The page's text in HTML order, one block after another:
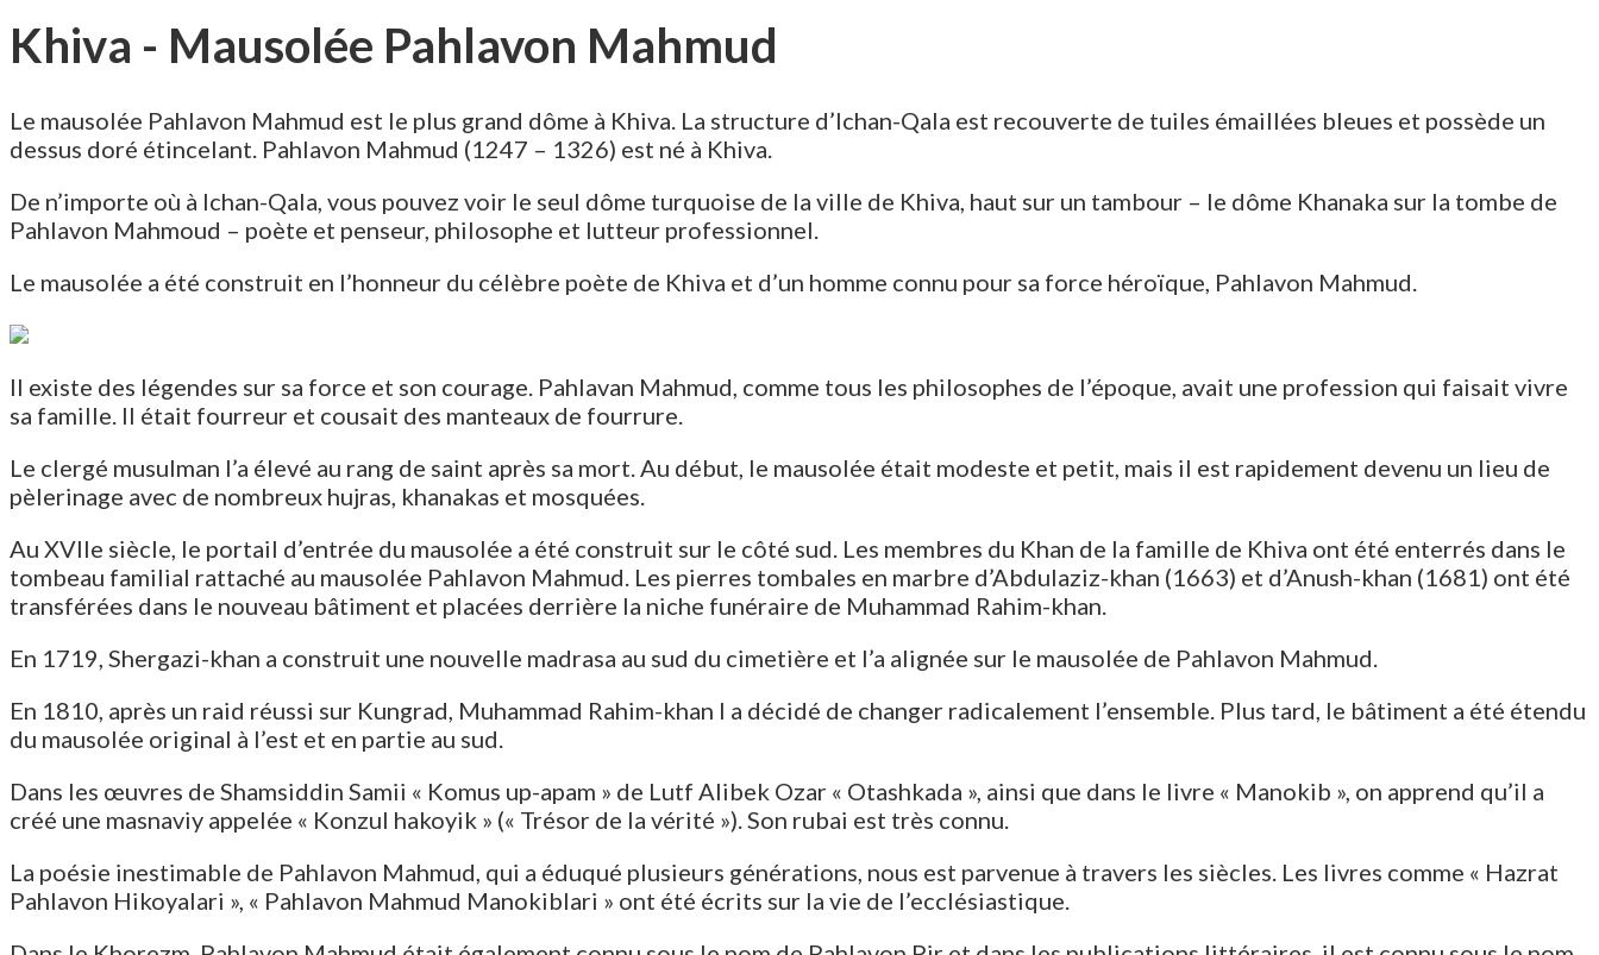
Khiva - Mausolée Pahlavon Mahmud
Le mausolée Pahlavon Mahmud est le plus grand dôme à Khiva. La structure d’Ichan-Qala est recouverte de tuiles émaillées bleues et possède un
dessus doré étincelant. Pahlavon Mahmud (1247 – 1326) est né à Khiva.
De n’importe où à Ichan-Qala, vous pouvez voir le seul dôme turquoise de la ville de Khiva, haut sur un tambour – le dôme Khanaka sur la tombe de
Pahlavon Mahmoud – poète et penseur, philosophe et lutteur professionnel.
Le mausolée a été construit en l’honneur du célèbre poète de Khiva et d’un homme connu pour sa force héroïque, Pahlavon Mahmud.
Il existe des légendes sur sa force et son courage. Pahlavan Mahmud, comme tous les philosophes de l’époque, avait une profession qui faisait vivre
sa famille. Il était fourreur et cousait des manteaux de fourrure.
Le clergé musulman l’a élevé au rang de saint après sa mort. Au début, le mausolée était modeste et petit, mais il est rapidement devenu un lieu de
pèlerinage avec de nombreux hujras, khanakas et mosquées.
Au XVIIe siècle, le portail d’entrée du mausolée a été construit sur le côté sud. Les membres du Khan de la famille de Khiva ont été enterrés dans le
tombeau familial rattaché au mausolée Pahlavon Mahmud. Les pierres tombales en marbre d’Abdulaziz-khan (1663) et d’Anush-khan (1681) ont été
transférées dans le nouveau bâtiment et placées derrière la niche funéraire de Muhammad Rahim-khan.
En 1719, Shergazi-khan a construit une nouvelle madrasa au sud du cimetière et l’a alignée sur le mausolée de Pahlavon Mahmud.
En 1810, après un raid réussi sur Kungrad, Muhammad Rahim-khan I a décidé de changer radicalement l’ensemble. Plus tard, le bâtiment a été étendu
du mausolée original à l’est et en partie au sud.
Dans les œuvres de Shamsiddin Samii « Komus up-apam » de Lutf Alibek Ozar « Otashkada », ainsi que dans le livre « Manokib », on apprend qu’il a
créé une masnaviy appelée « Konzul hakoyik » (« Trésor de la vérité »). Son rubai est très connu.
La poésie inestimable de Pahlavon Mahmud, qui a éduqué plusieurs générations, nous est parvenue à travers les siècles. Les livres comme « Hazrat
Pahlavon Hikoyalari », « Pahlavon Mahmud Manokiblari » ont été écrits sur la vie de l’ecclésiastique.